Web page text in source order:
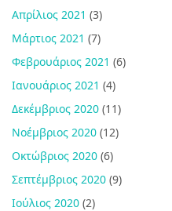
Απρίλιος 2021 (3)
Μάρτιος 2021 (7)
Φεβρουάριος 2021 (6)
Ιανουάριος 2021 (4)
Δεκέμβριος 2020 (11)
Νοέμβριος 2020 (12)
Οκτώβριος 2020 (6)
Σεπτέμβριος 2020 (9)
Ιούλιος 2020 (2)